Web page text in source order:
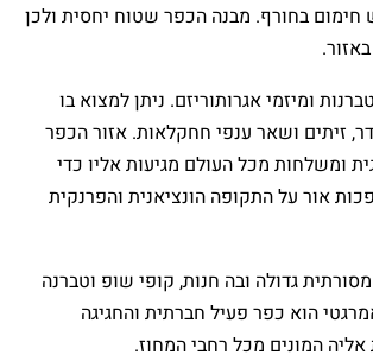
חימום בחורף. מבנה הכפר שטוח יחסית ולכן
ומיזמי אגרותוריזם. ניתן למצוא בו
זיתים ושאר ענפי חחקלאות. אזור הכפר
ומשלחות מכל העולם מגיעות אליו כדי
אור על התקופה הונציאנית והפרנקית
גדולה ובה חנות, קופי שופ וטברנה
הוא כפר פעיל חברתית והחגיגה
המונים מכל רחבי המחוז.